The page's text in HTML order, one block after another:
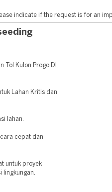
indicate if the request is for an
Tol Kulon Progo DI
Lahan Kritis dan
lahan.
cepat dan
untuk proyek
lingkungan.